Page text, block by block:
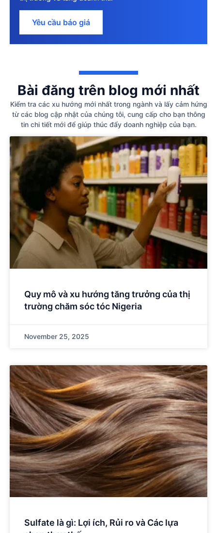
Yêu cầu báo giá
Bài đăng trên blog mới nhất
Kiểm tra các xu hướng mới nhất trong ngành và lấy cảm hứng
từ các blog cập nhật của chúng tôi, cung cấp cho bạn thông
tin chi tiết mới để giúp thúc đẩy doanh nghiệp của bạn.
Quy mô và xu hướng tăng trưởng của thị
trường chăm sóc tóc Nigeria
November 25, 2025
Sulfate là gì: Lợi ích, Rủi ro và Các lựa